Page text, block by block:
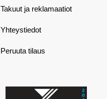
Takuut ja reklamaatiot
Yhteystiedot
Peruuta tilaus